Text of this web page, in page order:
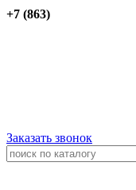
+7 (863)
Заказать звонок